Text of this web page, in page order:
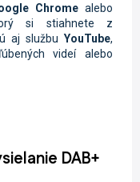
Chrome alebo
si stiahnete z
aj službuYouTube,
videí alebo
DAB+